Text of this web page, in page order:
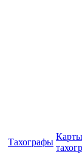
Тахографы
Карты